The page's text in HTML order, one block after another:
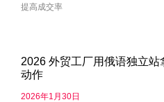
提高成交率
2026 外贸工厂用俄语独立
动作
2026年1月30日